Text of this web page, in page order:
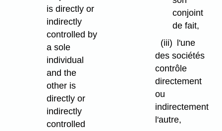
is directly or
indirectly
controlled by
a sole
individual
and the
other is
directly or
indirectly
controlled
conjoint
de fait,
(iii) l'une
des sociétés
contrôle
directement
ou
indirectement
l'autre,